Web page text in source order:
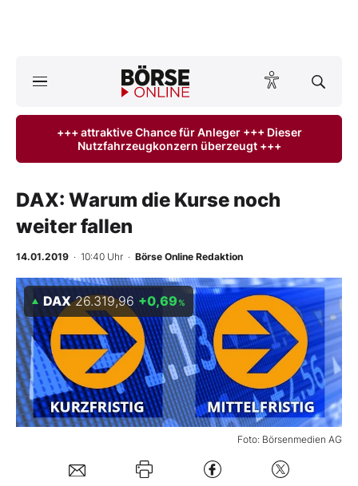
Anlageprodukte
Finanz-Check
Abo & Shop
Experten
Mein B:O
Mein Konto
+++ attraktive Chance für Anleger +++ Dieser
Nutzfahrzeugkonzern überzeugt +++
DAX: Warum die Kurse noch
weiter fallen
14.01.2019 · 10:40 Uhr · Börse Online Redaktion
Foto: Börsenmedien AG
DAX 26.319,96 +0,69 %